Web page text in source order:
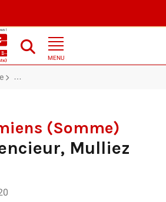
MENU
Auchan - Amiens (Somme) : Auchan
(Somme)
Mulliez